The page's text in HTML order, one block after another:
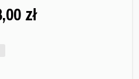
zł